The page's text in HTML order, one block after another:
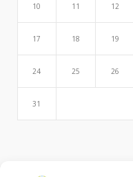
10 11 12
17 18 19
24 25 26
31